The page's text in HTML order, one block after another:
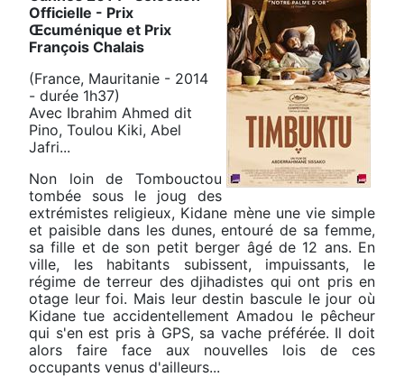
Officielle - Prix
Œcuménique et Prix
François Chalais
(France, Mauritanie - 2014
- durée 1h37)
Avec Ibrahim Ahmed dit
Pino, Toulou Kiki, Abel
Jafri...
Non loin de Tombouctou
tombée sous le joug des
extrémistes religieux, Kidane mène une vie simple
et paisible dans les dunes, entouré de sa femme,
sa fille et de son petit berger âgé de 12 ans. En
ville, les habitants subissent, impuissants, le
régime de terreur des djihadistes qui ont pris en
otage leur foi. Mais leur destin bascule le jour où
Kidane tue accidentellement Amadou le pêcheur
qui s'en est pris à GPS, sa vache préférée. Il doit
alors faire face aux nouvelles lois de ces
occupants venus d'ailleurs...